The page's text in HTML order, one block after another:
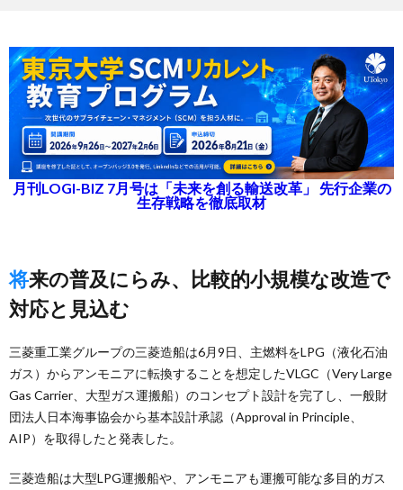
月刊LOGI-BIZ 7月号は「未来を創る輸送改革」 先行企業の
生存戦略を徹底取材
将来の普及にらみ、比較的小規模な改造で
対応と見込む
三菱重工業グループの三菱造船は6月9日、主燃料をLPG（液化石油
ガス）からアンモニアに転換することを想定したVLGC（Very Large
Gas Carrier、大型ガス運搬船）のコンセプト設計を完了し、一般財
団法人日本海事協会から基本設計承認（Approval in Principle、
AIP）を取得したと発表した。
三菱造船は大型LPG運搬船や、アンモニアも運搬可能な多目的ガス